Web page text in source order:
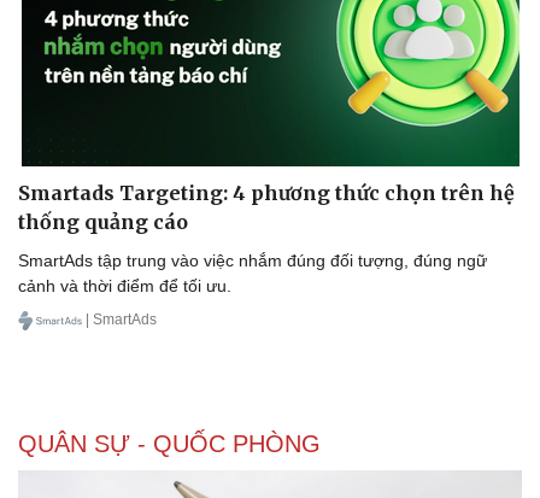
Smartads Targeting: 4 phương thức chọn trên hệ
thống quảng cáo
SmartAds tập trung vào việc nhắm đúng đối tượng, đúng ngữ
cảnh và thời điểm để tối ưu.
| SmartAds
QUÂN SỰ - QUỐC PHÒNG